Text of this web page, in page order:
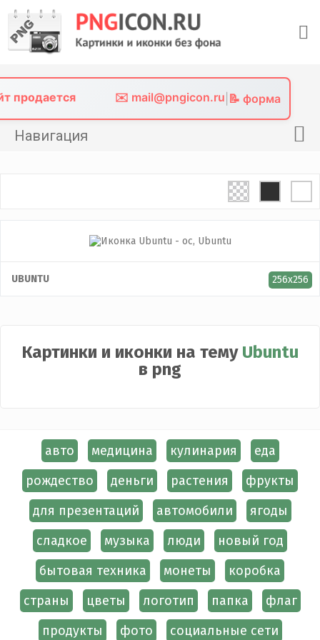
content
продается ✉️ mail@pngicon.ru 📝 форма
Навигация
UBUNTU 256x256
Картинки и иконки на тему Ubuntu
в png
авто медицина кулинария
еда
рождество
деньги растения
фрукты
для презентаций
автомобили
ягоды
сладкое
музыка люди
новый год
бытовая техника
монеты
коробка
страны
цветы логотип папка
флаг
продукты
фото социальные сети